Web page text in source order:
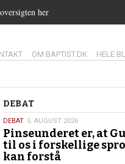
her
14.0:
OM BAPTIST.DK 15.0:
HELE
Debat
DEBAT
5.
august
2026
DEBAT 5. AUGUST 2026
Pinseunderet er, at
til os i forskellige
kan forstå